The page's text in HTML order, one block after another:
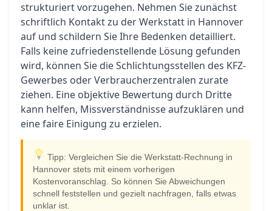
strukturiert vorzugehen. Nehmen Sie zunächst
schriftlich Kontakt zu der Werkstatt in Hannover
auf und schildern Sie Ihre Bedenken detailliert.
Falls keine zufriedenstellende Lösung gefunden
wird, können Sie die Schlichtungsstellen des KFZ-
Gewerbes oder Verbraucherzentralen zurate
ziehen. Eine objektive Bewertung durch Dritte
kann helfen, Missverständnisse aufzuklären und
eine faire Einigung zu erzielen.
Tipp: Vergleichen Sie die Werkstatt-Rechnung in
Hannover stets mit einem vorherigen
Kostenvoranschlag. So können Sie Abweichungen
schnell feststellen und gezielt nachfragen, falls etwas
unklar ist.